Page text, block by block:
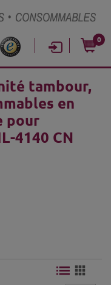
0
tambour,
en
pour
4140 CN